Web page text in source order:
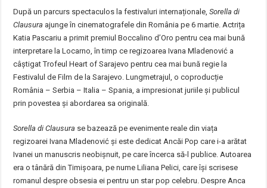
După un parcurs spectaculos la festivaluri internaționale,Sorella di
Clausura ajunge în cinematografele din România pe 6 martie. Actrița
Katia Pascariu a primit premiul Boccalino d’Oro pentru cea mai bună
interpretare la Locarno, în timp ce regizoarea Ivana Mladenović a
câștigat Trofeul Heart of Sarajevo pentru cea mai bună regie la
Festivalul de Film de la Sarajevo. Lungmetrajul, o coproducție
România – Serbia – Italia – Spania, a impresionat juriile și publicul
prin povestea și abordarea sa originală.
Sorella di Clausura se bazează pe evenimente reale din viața
regizoarei Ivana Mladenović și este dedicat Ancăi Pop care i-a arătat
Ivanei un manuscris neobișnuit, pe care încerca să-l publice. Autoarea
era o tânără din Timișoara, pe nume Liliana Pelici, care își scrisese
romanul despre obsesia ei pentru un star pop celebru. Despre Anca